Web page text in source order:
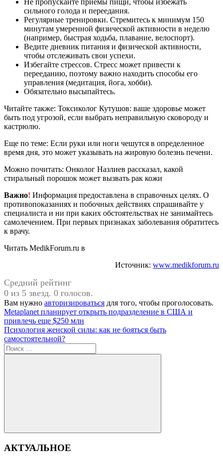
Не пропускайте приемы пищи, чтобы избежать
сильного голода и переедания.
Регулярные тренировки. Стремитесь к минимум 150
минутам умеренной физической активности в неделю
(например, быстрая ходьба, плавание, велоспорт).
Ведите дневник питания и физической активности,
чтобы отслеживать свои успехи.
Избегайте стрессов. Стресс может привести к
перееданию, поэтому важно находить способы его
управления (медитация, йога, хобби).
Обязательно высыпайтесь.
Читайте также: Токсиколог Кутушов: ваше здоровье может
быть под угрозой, если выбрать неправильную сковороду и
кастрюлю.
Еще по теме: Если руки или ноги чешутся в определенное
время дня, это может указывать на жировую болезнь печени.
Можно почитать: Онколог Назлиев рассказал, какой
стиральный порошок может вызвать рак кожи
Важно! Информация предоставлена в справочных целях. О
противопоказаниях и побочных действиях спрашивайте у
специалиста и ни при каких обстоятельствах не занимайтесь
самолечением. При первых признаках заболевания обратитесь
к врачу.
Читать MedikForum.ru в
Источник: www.medikforum.ru
Средний рейтинг
0 из 5 звезд. 0 голосов.
Вам нужно авторизироваться для того, чтобы проголосовать.
Навигация
по
записям
Предыдущая
запись:
Metaplanet планирует открыть подразделение в США и
привлечь еще $250 млн
Следующая
запись:
Психология женской силы: как не бояться быть
самостоятельной?
Поиск
для:
Поиск
АКТУАЛЬНОЕ